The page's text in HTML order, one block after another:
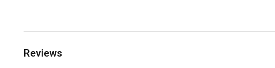
Reviews